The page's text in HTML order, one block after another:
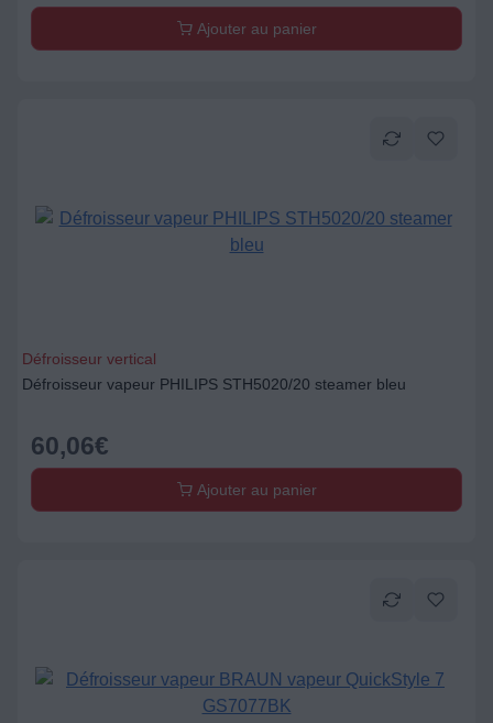
Ajouter au panier
Défroisseur vertical
Défroisseur vapeur PHILIPS STH5020/20 steamer bleu
60,06€
Ajouter au panier